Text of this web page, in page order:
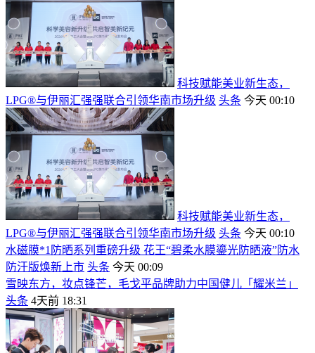
科技赋能美业新生态，
LPG®与伊丽汇强强联合引领华南市场升级 头条 今天 00:10
科技赋能美业新生态，
LPG®与伊丽汇强强联合引领华南市场升级 头条 今天 00:10
水磁膜*1防晒系列重磅升级 花王“碧柔水膜鎏光防晒液”防水
防汗版焕新上市 头条 今天 00:09
雪映东方，妆点锋芒，毛戈平品牌助力中国健儿「耀米兰」
头条 4天前 18:31